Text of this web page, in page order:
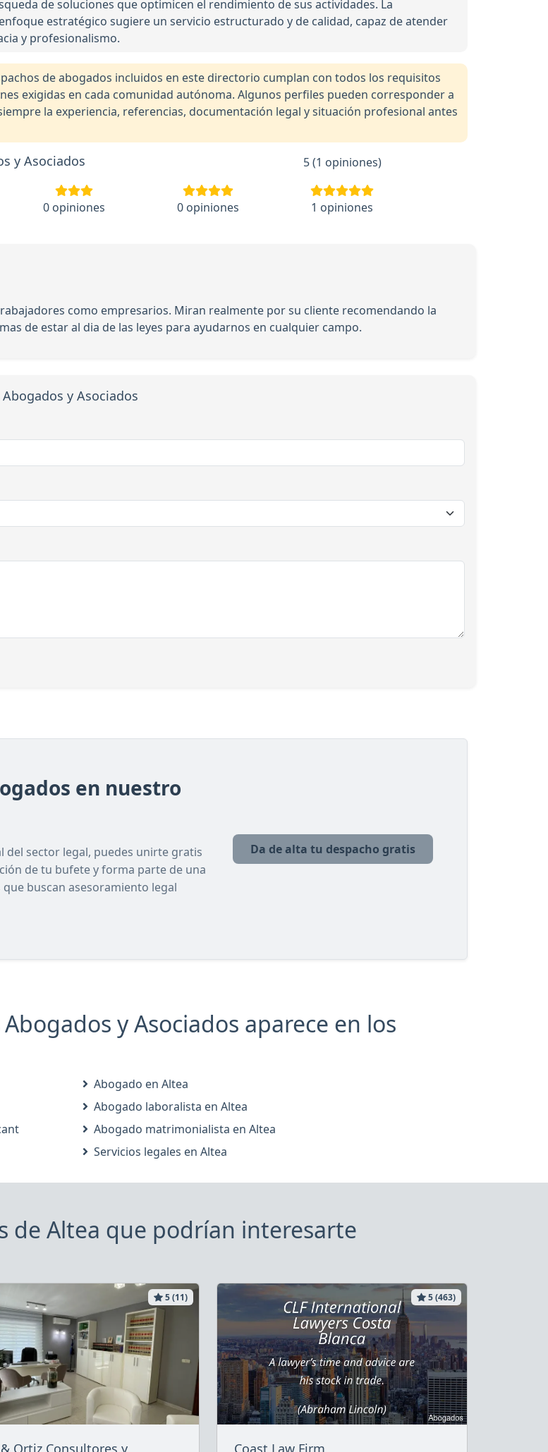
de soluciones que optimicen el rendimiento de sus actividades. La
estratégico sugiere un servicio estructurado y de calidad, capaz de atender
y profesionalismo.
de abogados incluidos en este directorio cumplan con todos los requisitos
exigidas en cada comunidad autónoma. Algunos perfiles pueden corresponder a
la experiencia, referencias, documentación legal y situación profesional antes
y Asociados 5 (1 opiniones)
0 opiniones 0 opiniones 1 opiniones
como empresarios. Miran realmente por su cliente recomendando la
de estar al dia de las leyes para ayudarnos en cualquier campo.
y Asociados
en nuestro
del sector legal, puedes unirte gratis
de tu bufete y forma parte de una
buscan asesoramiento legal
Da de alta tu despacho gratis
y Asociados aparece en los
Abogado en Altea
Abogado laboralista en Altea
Abogado matrimonialista en Altea
Servicios legales en Altea
de Altea que podrían interesarte
5 (11)
Ortiz Consultores y
5 (463)
Coast Law Firm